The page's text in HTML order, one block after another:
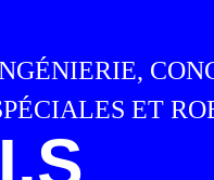
ET